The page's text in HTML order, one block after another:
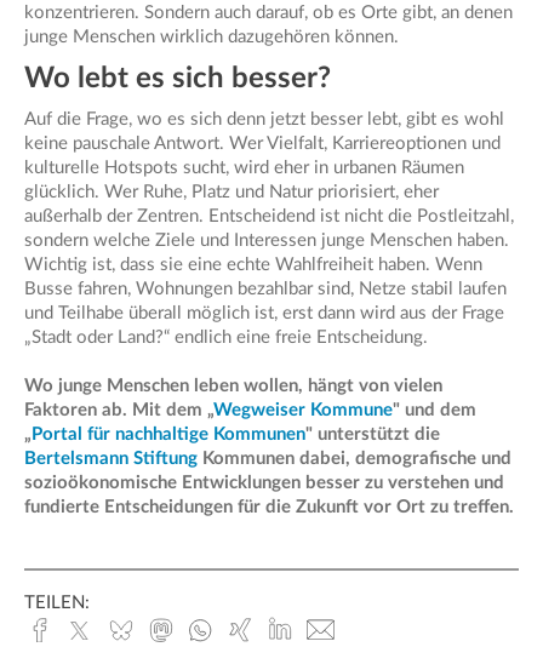
konzentrieren. Sondern auch darauf, ob es Orte gibt, an denen
junge Menschen wirklich dazugehören können.
Wo lebt es sich besser?
Auf die Frage, wo es sich denn jetzt besser lebt, gibt es wohl
keine pauschale Antwort. Wer Vielfalt, Karriereoptionen und
kulturelle Hotspots sucht, wird eher in urbanen Räumen
glücklich. Wer Ruhe, Platz und Natur priorisiert, eher
außerhalb der Zentren. Entscheidend ist nicht die Postleitzahl,
sondern welche Ziele und Interessen junge Menschen haben.
Wichtig ist, dass sie eine echte Wahlfreiheit haben. Wenn
Busse fahren, Wohnungen bezahlbar sind, Netze stabil laufen
und Teilhabe überall möglich ist, erst dann wird aus der Frage
„Stadt oder Land?“ endlich eine freie Entscheidung.
Wo junge Menschen leben wollen, hängt von vielen
Faktoren ab. Mit dem „Wegweiser Kommune" und dem
„ Portal für nachhaltige Kommunen" unterstützt die
Bertelsmann Stiftung Kommunen dabei, demografische und
sozioökonomische Entwicklungen besser zu verstehen und
fundierte Entscheidungen für die Zukunft vor Ort zu treffen.
TEILEN:
Facebook
x.com BlueskyMastodonWhatsapp
Xing
Linked